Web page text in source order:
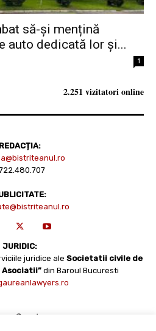
să-și mențină
auto dedicată lor și...
1
2.251 vizitatori online
REDACȚIA:
JURIDIC:
juridice ale Societatii civile de
Asociatii” din Baroul Bucuresti